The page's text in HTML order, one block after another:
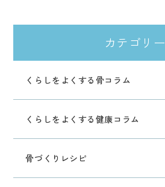
カテゴリー
くらしをよくする骨コラム
くらしをよくする健康コラム
骨づくりレシピ